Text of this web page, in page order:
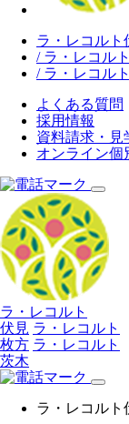
ラ・レコルト
/ ラ・レコル
/ ラ・レコル
よくある質問
採用情報
資料請求・見
オンライン個
ラ・レコルト
伏見 ラ・レコルト
枚方 ラ・レコルト
茨木
ラ・レコルト